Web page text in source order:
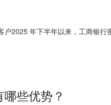
2025 年下半年以来，工商银
些优势？